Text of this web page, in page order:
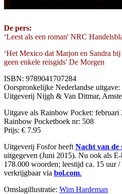
De pers:
‘Leest als een roman' NRC
‘Het Mexico dat Marjon en Sandra
geen enkele reisgids' De Morgen
ISBN: 9789041707284
Oorspronkelijke Nederlandse uitgave:
Uitgeverij Nijgh & Van Ditmar,
Uitgave als Rainbow Pocket: februari
Rainbow Pocketboek nr: 508
Prijs: € 7.95
Uitgeverij Fosfor heeft Nacht van de
uitgegeven (Juni 2015). Nu ook als
178.000 woorden; leestijd ca. 15 uur
verkrijgbaar via bol.com.
Omslagillustratie: Wim Hardeman